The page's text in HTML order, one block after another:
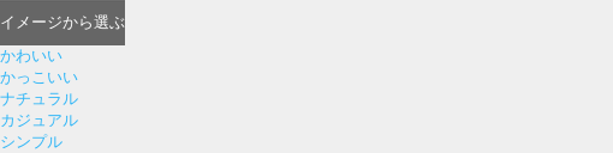
イメージから選ぶ
かわいい
かっこいい
ナチュラル
カジュアル
シンプル